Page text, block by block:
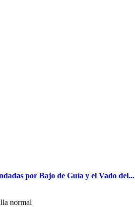
por Bajo de Guía y el Vado del...
normal